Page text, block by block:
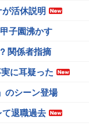
活休説明
子園沸かす
関係者指摘
に耳疑った
のシーン登場
退職過去